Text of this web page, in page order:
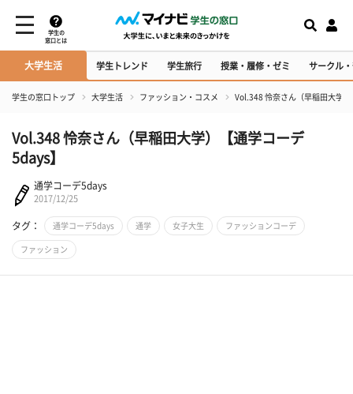
学生の
窓口とは
大学生活 学生トレンド 学生旅行 授業・履修・ゼミ サークル
学生の窓口トップ 大学生活 ファッション・コスメ Vol.348 怜奈さん（早稲田大学
Vol.348 怜奈さん（早稲田大学）【通学コーデ
5days】
通学コーデ5days
2017/12/25
タグ： 通学コーデ5days 通学 女子大生 ファッションコーデ
ファッション